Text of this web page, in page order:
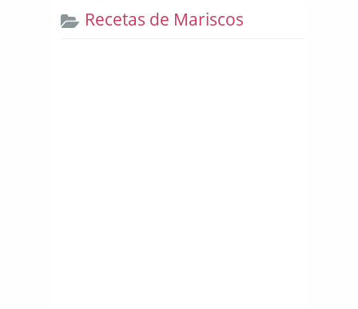
Recetas de Mariscos